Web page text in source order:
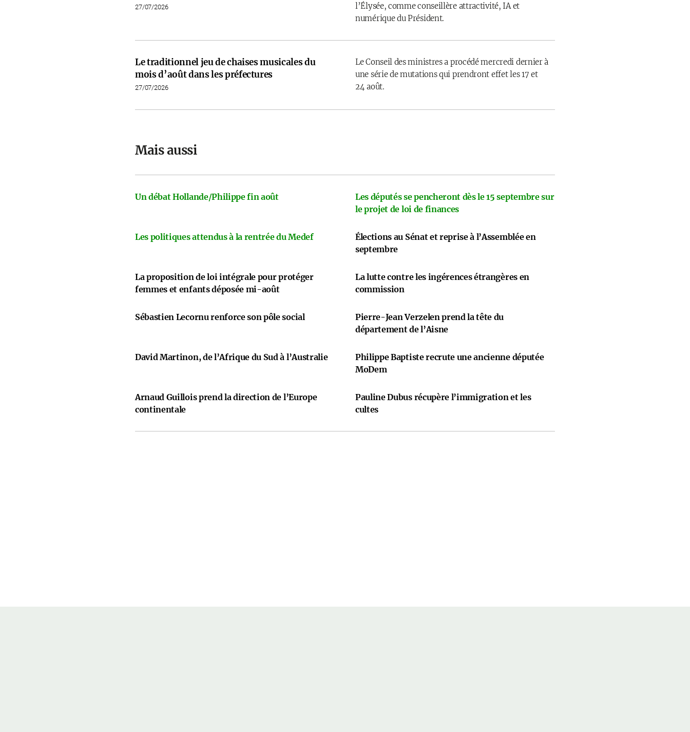
27/07/2026
l’Élysée, comme conseillère attractivité, IA et
numérique du Président.
Le traditionnel jeu de chaises musicales du
mois d’août dans les préfectures
27/07/2026
Le Conseil des ministres a procédé mercredi dernier à
une série de mutations qui prendront effet les 17 et
24 août.
Mais aussi
Un débat Hollande/Philippe fin août
Les députés se pencheront dès le 15 septembre sur
le projet de loi de finances
Les politiques attendus à la rentrée du Medef
Élections au Sénat et reprise à l’Assemblée en
septembre
La proposition de loi intégrale pour protéger
femmes et enfants déposée mi-août
La lutte contre les ingérences étrangères en
commission
Sébastien Lecornu renforce son pôle social
Pierre-Jean Verzelen prend la tête du
département de l’Aisne
David Martinon, de l’Afrique du Sud à l’Australie
Philippe Baptiste recrute une ancienne députée
MoDem
Arnaud Guillois prend la direction de l’Europe
continentale
Pauline Dubus récupère l’immigration et les
cultes